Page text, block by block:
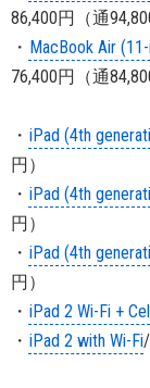
86,400円（通
・ MacBook Air
76,400円（通
・ iPad (4th
円）
・ iPad (4th
円）
・ iPad (4th
円）
・ iPad 2 Wi-Fi +
・ iPad 2 with Wi-Fi